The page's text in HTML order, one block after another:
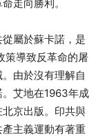
走向勝利。
屬於蘇卡諾，是
策導致反革命的屠
由於沒有理解自
艾地在1963年成
京出版。印共與
主義運動有著重